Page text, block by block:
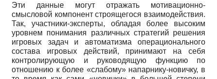
Эти данные могут отражать мотивационно-
смысловой компонент строящегося взаимодействия.
Так, участники-эксперты, обладая более высоким
уровнем понимания различных стратегий решения
игровых задач и автоматизма операционального
состава игровых действий, принимают на себя
контролирующую и руководящую функцию по
отношению к более «слабому» напарнику-новичку, в